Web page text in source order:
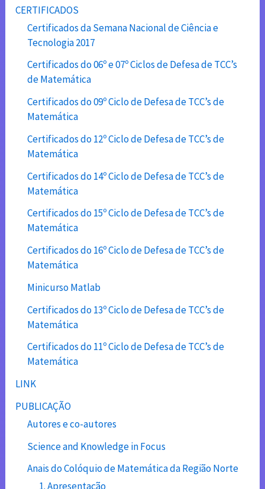
CERTIFICADOS
Certificados da Semana Nacional de Ciência e
Tecnologia 2017
Certificados do 06º e 07º Ciclos de Defesa de TCC’s
de Matemática
Certificados do 09º Ciclo de Defesa de TCC’s de
Matemática
Certificados do 12º Ciclo de Defesa de TCC’s de
Matemática
Certificados do 14º Ciclo de Defesa de TCC’s de
Matemática
Certificados do 15º Ciclo de Defesa de TCC’s de
Matemática
Certificados do 16º Ciclo de Defesa de TCC’s de
Matemática
Minicurso Matlab
Certificados do 13º Ciclo de Defesa de TCC’s de
Matemática
Certificados do 11º Ciclo de Defesa de TCC’s de
Matemática
LINK
PUBLICAÇÃO
Autores e co-autores
Science and Knowledge in Focus
Anais do Colóquio de Matemática da Região Norte
1. Apresentação